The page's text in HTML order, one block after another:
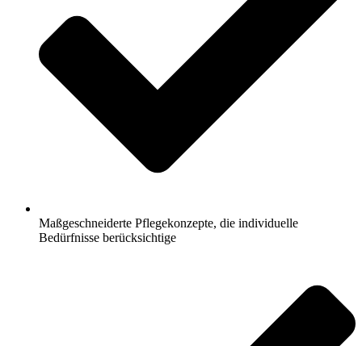
Maßgeschneiderte Pflegekonzepte, die individuelle
Bedürfnisse berücksichtige